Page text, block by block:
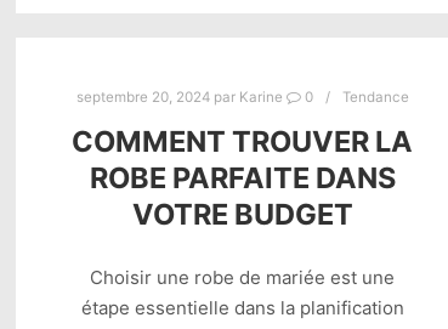
septembre 20, 2024par Karine 0 Tendance
COMMENT TROUVER LA
ROBE PARFAITE DANS
VOTRE BUDGET
Choisir une robe de mariée est une
étape essentielle dans la planification